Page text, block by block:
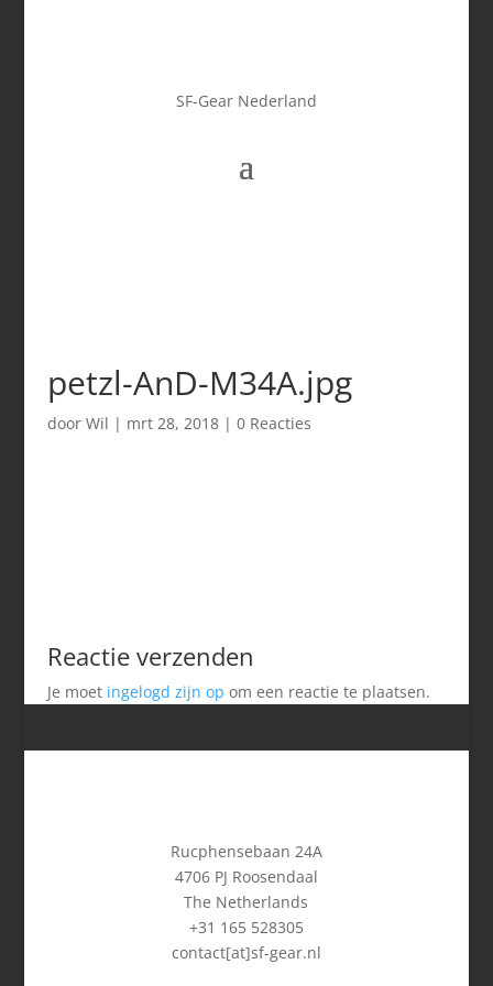
SF-Gear Nederland
petzl-AnD-M34A.jpg
door Wil | mrt 28, 2018| 0 Reacties
Reactie verzenden
Je moet ingelogd zijn op om een reactie te plaatsen.
Rucphensebaan 24A
4706 PJ Roosendaal
The Netherlands
+31 165 528305
contact[at]sf-gear.nl